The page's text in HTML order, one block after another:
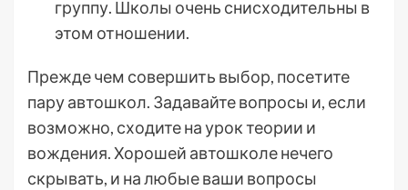
группу. Школы очень снисходительны в
этом отношении.
Прежде чем совершить выбор, посетите
пару автошкол. Задавайте вопросы и, если
возможно, сходите на урок теории и
вождения. Хорошей автошколе нечего
скрывать, и на любые ваши вопросы